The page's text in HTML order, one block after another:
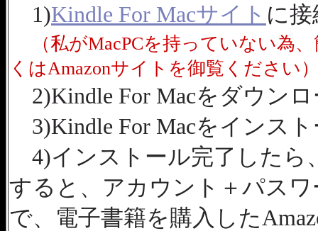
1)Kindle For Macサイト に
（私がMacPCを持っていない為
くはAmazonサイトを御覧ください
2)Kindle For Macをダウン
3)Kindle For Macをインス
4)インストール完了したら
すると、アカウント＋パス
で、電子書籍を購入した